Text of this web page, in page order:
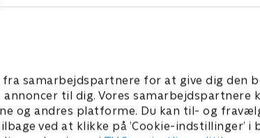
samarbejdspartnere for at give dig den
til dig. Vores samarbejdspartnere
og andres platforme. Du kan til- og
ved at klikke på ’Cookie-indstillinger’ i